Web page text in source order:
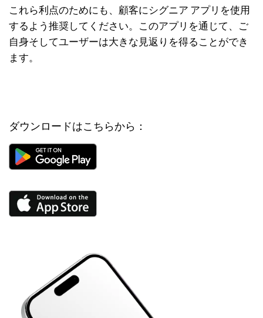
これら利点のためにも、顧客にシグニア アプリを使用
するよう推奨してください。このアプリを通じて、ご
自身そしてユーザーは大きな見返りを得ることができ
ます。
ダウンロードはこちらから：